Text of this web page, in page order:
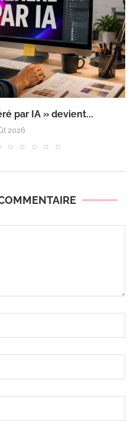
par IA » devient...
2026